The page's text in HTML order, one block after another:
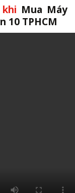
Mua Máy
10 TPHCM